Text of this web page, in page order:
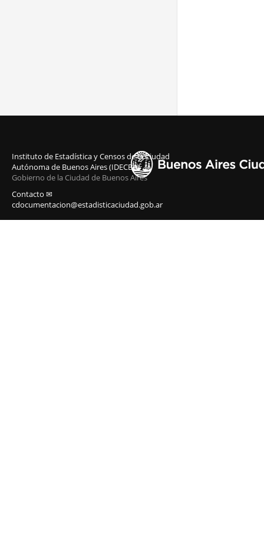
Instituto de Estadística y Censos de la Ciudad
Autónoma de Buenos Aires (IDECBA)
Gobierno de la Ciudad de Buenos Aires
Contacto ✉
cdocumentacion@estadisticaciudad.gob.ar